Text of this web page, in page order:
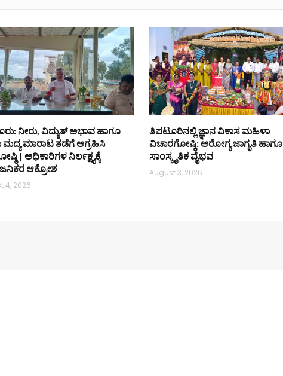
ನೀರು, ವಿದ್ಯುತ್ ಅಭಾವ ಹಾಗೂ
ಮದ್ಯ ಮಾರಾಟ ತಡೆಗೆ ಆಗ್ರಹಿಸಿ
| ಅಧಿಕಾರಿಗಳ ನಿರ್ಲಕ್ಷ್ಯಕ್ಕೆ
ಆಕ್ರೋಶ
4, 2026
ತಿಪಟೂರಿನಲ್ಲಿ ಜ್ಞಾನ ವಿಕಾಸ ಮಹಿಳಾ
ವಿಚಾರಗೋಷ್ಠಿ: ಆರೋಗ್ಯ ಜಾಗೃತಿ ಹಾಗೂ
ಸಾಂಸ್ಕೃತಿಕ ವೈಭವ
August 3, 2026